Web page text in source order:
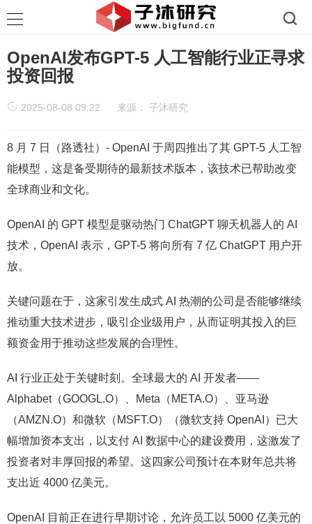
OpenAI发布GPT-5 人工智能行业正寻求
投资回报
2025-08-08 09:22 来源： 子沐研究
8 月 7 日（路透社）- OpenAI 于周四推出了其 GPT-5 人工智
能模型，这是备受期待的最新技术版本，该技术已帮助改变
全球商业和文化。
OpenAI 的 GPT 模型是驱动热门 ChatGPT 聊天机器人的 AI
技术，OpenAI 表示，GPT-5 将向所有 7 亿 ChatGPT 用户开
放。
关键问题在于，这家引发生成式 AI 热潮的公司是否能够继续
推动重大技术进步，吸引企业级用户，从而证明其投入的巨
额资金用于推动这些发展的合理性。
AI 行业正处于关键时刻。全球最大的 AI 开发者——
Alphabet（GOOGL.O）、Meta（META.O）、亚马逊
（AMZN.O）和微软（MSFT.O）（微软支持 OpenAI）已大
幅增加资本支出，以支付 AI 数据中心的建设费用，这激发了
投资者对丰厚回报的希望。这四家公司预计在本财年总共将
支出近 4000 亿美元。
OpenAI 目前正在进行早期讨论，允许员工以 5000 亿美元的